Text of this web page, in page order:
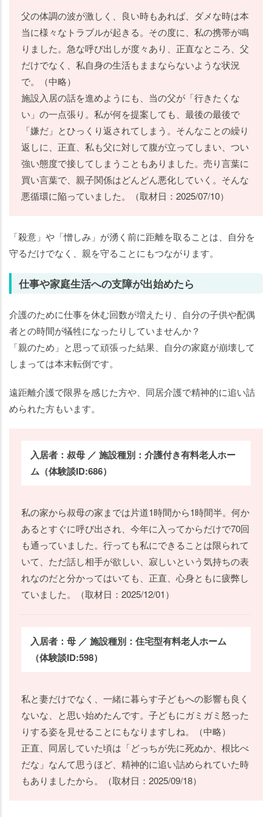
父の体調の波が激しく、良い時もあれば、ダメな時は本
当に様々なトラブルが起きる。その度に、私の携帯が鳴
りました。急な呼び出しが度々あり、正直なところ、父
だけでなく、私自身の生活もままならないような状況
で。（中略）
施設入居の話を進めようにも、当の父が「行きたくな
い」の一点張り。私が何を提案しても、最後の最後で
「嫌だ」とひっくり返されてしまう。そんなことの繰り
返しに、正直、私も父に対して腹が立ってしまい、つい
強い態度で接してしまうこともありました。売り言葉に
買い言葉で、親子関係はどんどん悪化していく。そんな
悪循環に陥っていました。（取材日：2025/07/10）
「殺意」や「憎しみ」が湧く前に距離を取ることは、自分を
守るだけでなく、親を守ることにもつながります。
仕事や家庭生活への支障が出始めたら
介護のために仕事を休む回数が増えたり、自分の子供や配偶
者との時間が犠牲になったりしていませんか？
「親のため」と思って頑張った結果、自分の家庭が崩壊して
しまっては本末転倒です。
遠距離介護で限界を感じた方や、同居介護で精神的に追い詰
められた方もいます。
入居者：叔母 ／ 施設種別：介護付き有料老人ホー
ム（体験談ID:686）
私の家から叔母の家までは片道1時間から1時間半。何か
あるとすぐに呼び出され、今年に入ってからだけで70回
も通っていました。行っても私にできることは限られて
いて、ただ話し相手が欲しい、寂しいという気持ちの表
れなのだと分かってはいても、正直、心身ともに疲弊し
ていました。（取材日：2025/12/01）
入居者：母 ／ 施設種別：住宅型有料老人ホーム
（体験談ID:598）
私と妻だけでなく、一緒に暮らす子どもへの影響も良く
ないな、と思い始めたんです。子どもにガミガミ怒った
りする姿を見せることにもなりますしね。（中略）
正直、同居していた頃は「どっちが先に死ぬか、根比べ
だな」なんて思うほど、精神的に追い詰められていた時
もありましたから。（取材日：2025/09/18）